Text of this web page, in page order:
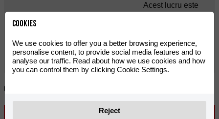
rc::c
Acest lucru este
valide despre
utilizarea site-ului
său.
Categorie: Performanță
Domeniu Durată
Cookies
We use cookies to offer you a better browsing experience,
personalise content, to provide social media features and to
analyse our traffic. Read about how we use cookies and how
you can control them by clicking Cookie Settings.
Reject